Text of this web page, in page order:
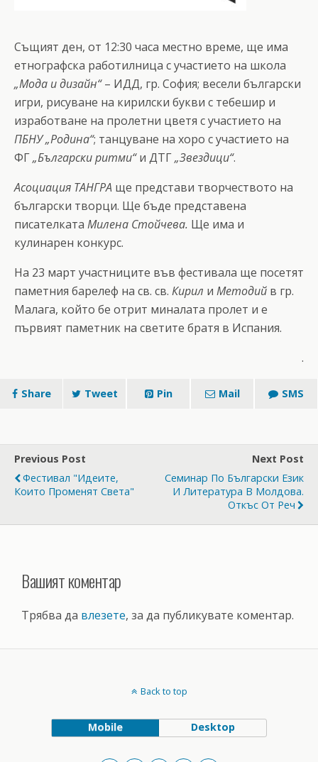
Същият ден, от 12:30 часа местно време, ще има
етнографска работилница с участието на школа
„Мода идизайн“– ИДД, гр. София; весели български
игри, рисуване на кирилски букви с тебешир и
изработване на пролетни цветя с участието на
ПБНУ „Родина“; танцуване на хоро с участието на
ФГ„Български ритми“и ДТГ„Звездици“.
Асоциация ТАНГРА ще представи творчеството на
български творци. Ще бъде представена
писателката Милена Стойчева. Ще има и
кулинарен конкурс.
На 23 март участниците във фестивала ще посетят
паметния барелеф на св. св. Кирил и Методий в гр.
Малага, който бе отрит миналата пролет и е
първият паметник на светите братя в Испания.
.
Share Tweet Pin Mail SMS
Previous Post
Фестивал "Идеите,
Които Променят Света"
Next Post
Семинар По Български Език
И Литература В Молдова.
Откъс От Реч
Вашият коментар
Трябва да влезете, за да публикувате коментар.
Back to top
Mobile Desktop